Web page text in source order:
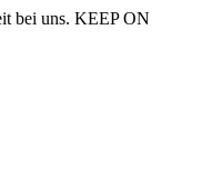
bei uns. KEEP ON